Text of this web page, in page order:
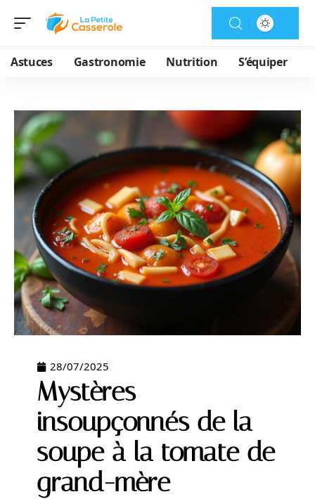
Astuces Gastronomie Nutrition S’équiper
28/07/2025
Mystères
insoupçonnés de la
soupe à la tomate de
grand-mère